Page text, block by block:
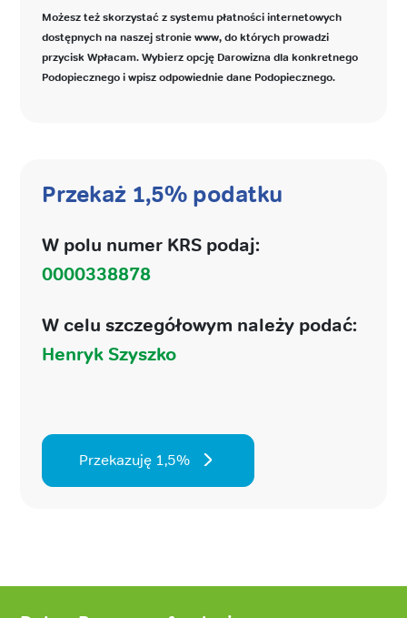
Możesz też skorzystać z systemu płatności internetowych
dostępnych na naszej stronie www, do których prowadzi
przycisk Wpłacam. Wybierz opcję Darowizna dla konkretnego
Podopiecznego i wpisz odpowiednie dane Podopiecznego.
Przekaż 1,5% podatku
W polu numer KRS podaj:
0000338878
W celu szczegółowym należy podać:
Henryk Szyszko
Przekazuję 1,5%